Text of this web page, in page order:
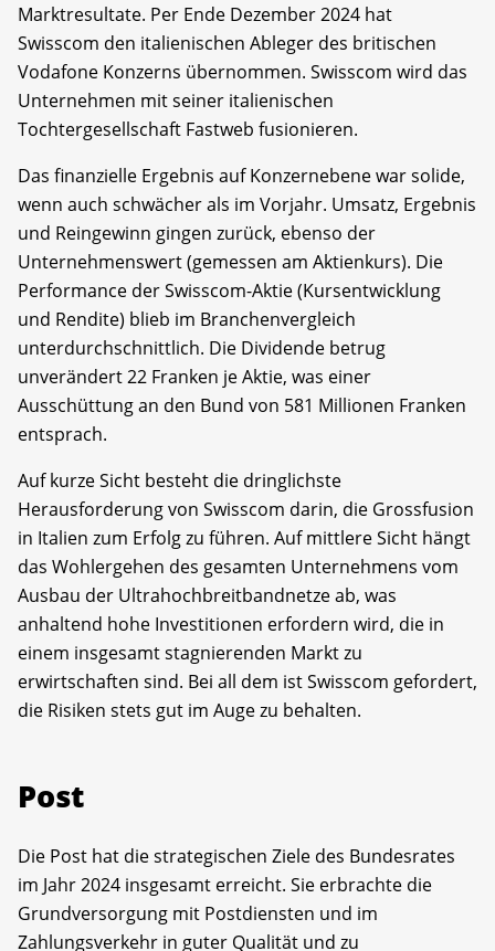
Marktresultate. Per Ende Dezember 2024 hat
Swisscom den italienischen Ableger des britischen
Vodafone Konzerns übernommen. Swisscom wird das
Unternehmen mit seiner italienischen
Tochtergesellschaft Fastweb fusionieren.
Das finanzielle Ergebnis auf Konzernebene war solide,
wenn auch schwächer als im Vorjahr. Umsatz, Ergebnis
und Reingewinn gingen zurück, ebenso der
Unternehmenswert (gemessen am Aktienkurs). Die
Performance der Swisscom-Aktie (Kursentwicklung
und Rendite) blieb im Branchenvergleich
unterdurchschnittlich. Die Dividende betrug
unverändert 22 Franken je Aktie, was einer
Ausschüttung an den Bund von 581 Millionen Franken
entsprach.
Auf kurze Sicht besteht die dringlichste
Herausforderung von Swisscom darin, die Grossfusion
in Italien zum Erfolg zu führen. Auf mittlere Sicht hängt
das Wohlergehen des gesamten Unternehmens vom
Ausbau der Ultrahochbreitbandnetze ab, was
anhaltend hohe Investitionen erfordern wird, die in
einem insgesamt stagnierenden Markt zu
erwirtschaften sind. Bei all dem ist Swisscom gefordert,
die Risiken stets gut im Auge zu behalten.
Post
Die Post hat die strategischen Ziele des Bundesrates
im Jahr 2024 insgesamt erreicht. Sie erbrachte die
Grundversorgung mit Postdiensten und im
Zahlungsverkehr in guter Qualität und zu